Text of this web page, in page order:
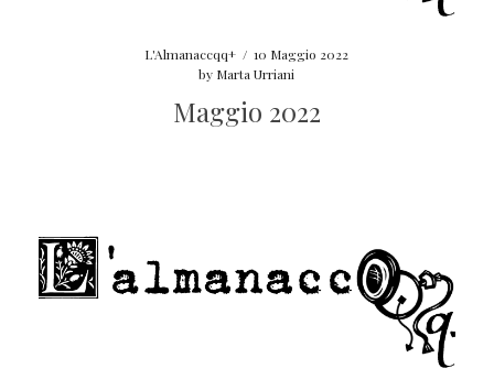
L'Almanaccqq+ / 10 Maggio 2022
by Marta Urriani
Maggio 2022